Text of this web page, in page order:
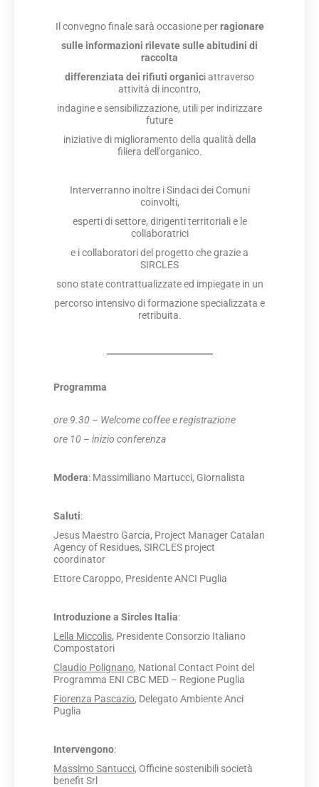
Il convegno finale sarà occasione perragionare
sulle informazioni rilevate sulle abitudini di
raccolta
differenziata dei rifiuti organici attraverso
attività di incontro,
indagine e sensibilizzazione, utili per indirizzare
future
iniziative di miglioramento della qualità della
filiera dell’organico.
Interverranno inoltre i Sindaci dei Comuni
coinvolti,
esperti di settore, dirigenti territoriali e le
collaboratrici
e i collaboratori del progetto che grazie a
SIRCLES
sono state contrattualizzate ed impiegate in un
percorso intensivo di formazione specializzata e
retribuita.
Programma
ore 9.30 – Welcome coffee e registrazione
ore 10 – inizio conferenza
Modera: Massimiliano Martucci, Giornalista
Saluti:
Jesus Maestro Garcia, Project Manager Catalan
Agency of Residues, SIRCLES project
coordinator
Ettore Caroppo, Presidente ANCI Puglia
Introduzione a Sircles Italia:
Lella Miccolis, Presidente Consorzio Italiano
Compostatori
Claudio Polignano, National Contact Point del
Programma ENI CBC MED – Regione Puglia
Fiorenza Pascazio, Delegato Ambiente Anci
Puglia
Intervengono:
Massimo Santucci, Officine sostenibili società
benefit Srl